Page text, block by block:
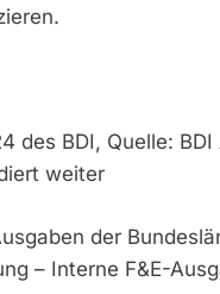
des BDI, Quelle:
weiter
der
– Interne F&E-